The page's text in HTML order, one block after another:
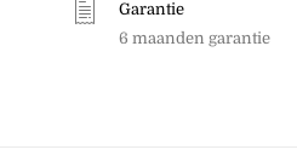
Garantie
6 maanden garantie